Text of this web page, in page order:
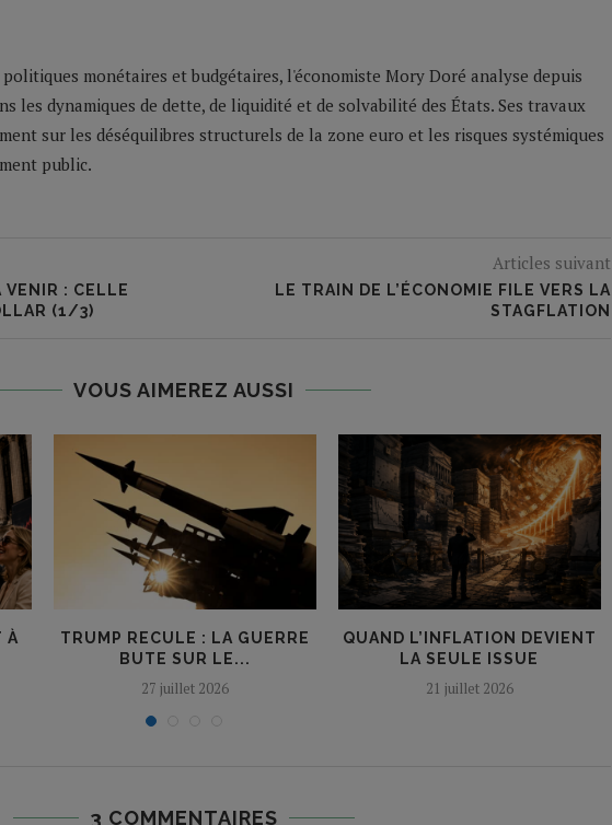
politiques monétaires et budgétaires, l'économiste Mory Doré analyse depuis
les dynamiques de dette, de liquidité et de solvabilité des États. Ses travaux
sur les déséquilibres structurels de la zone euro et les risques systémiques
public.
VENIR : CELLE
(1/3)
Articles suivant
LE TRAIN DE L’ÉCONOMIE FILE VERS LA
STAGFLATION
VOUS AIMEREZ AUSSI
À
TRUMP RECULE : LA GUERRE
BUTE SUR LE...
27 juillet 2026
QUAND L’INFLATION DEVIENT
LA SEULE ISSUE
21 juillet 2026
3 COMMENTAIRES